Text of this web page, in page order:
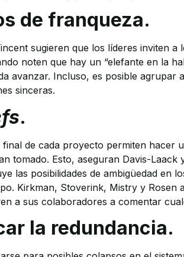
de franqueza.
sugieren que los líderes inviten
noten que hay un “elefante en la
avanzar. Incluso, es posible agrupar
sinceras.
.
final de cada proyecto permiten hacer
tomado. Esto, aseguran Davis-
las posibilidades de ambigüedad en
Kirkman, Stoverink, Mistry y Rosen
a sus colaboradores a comentar
la redundancia.